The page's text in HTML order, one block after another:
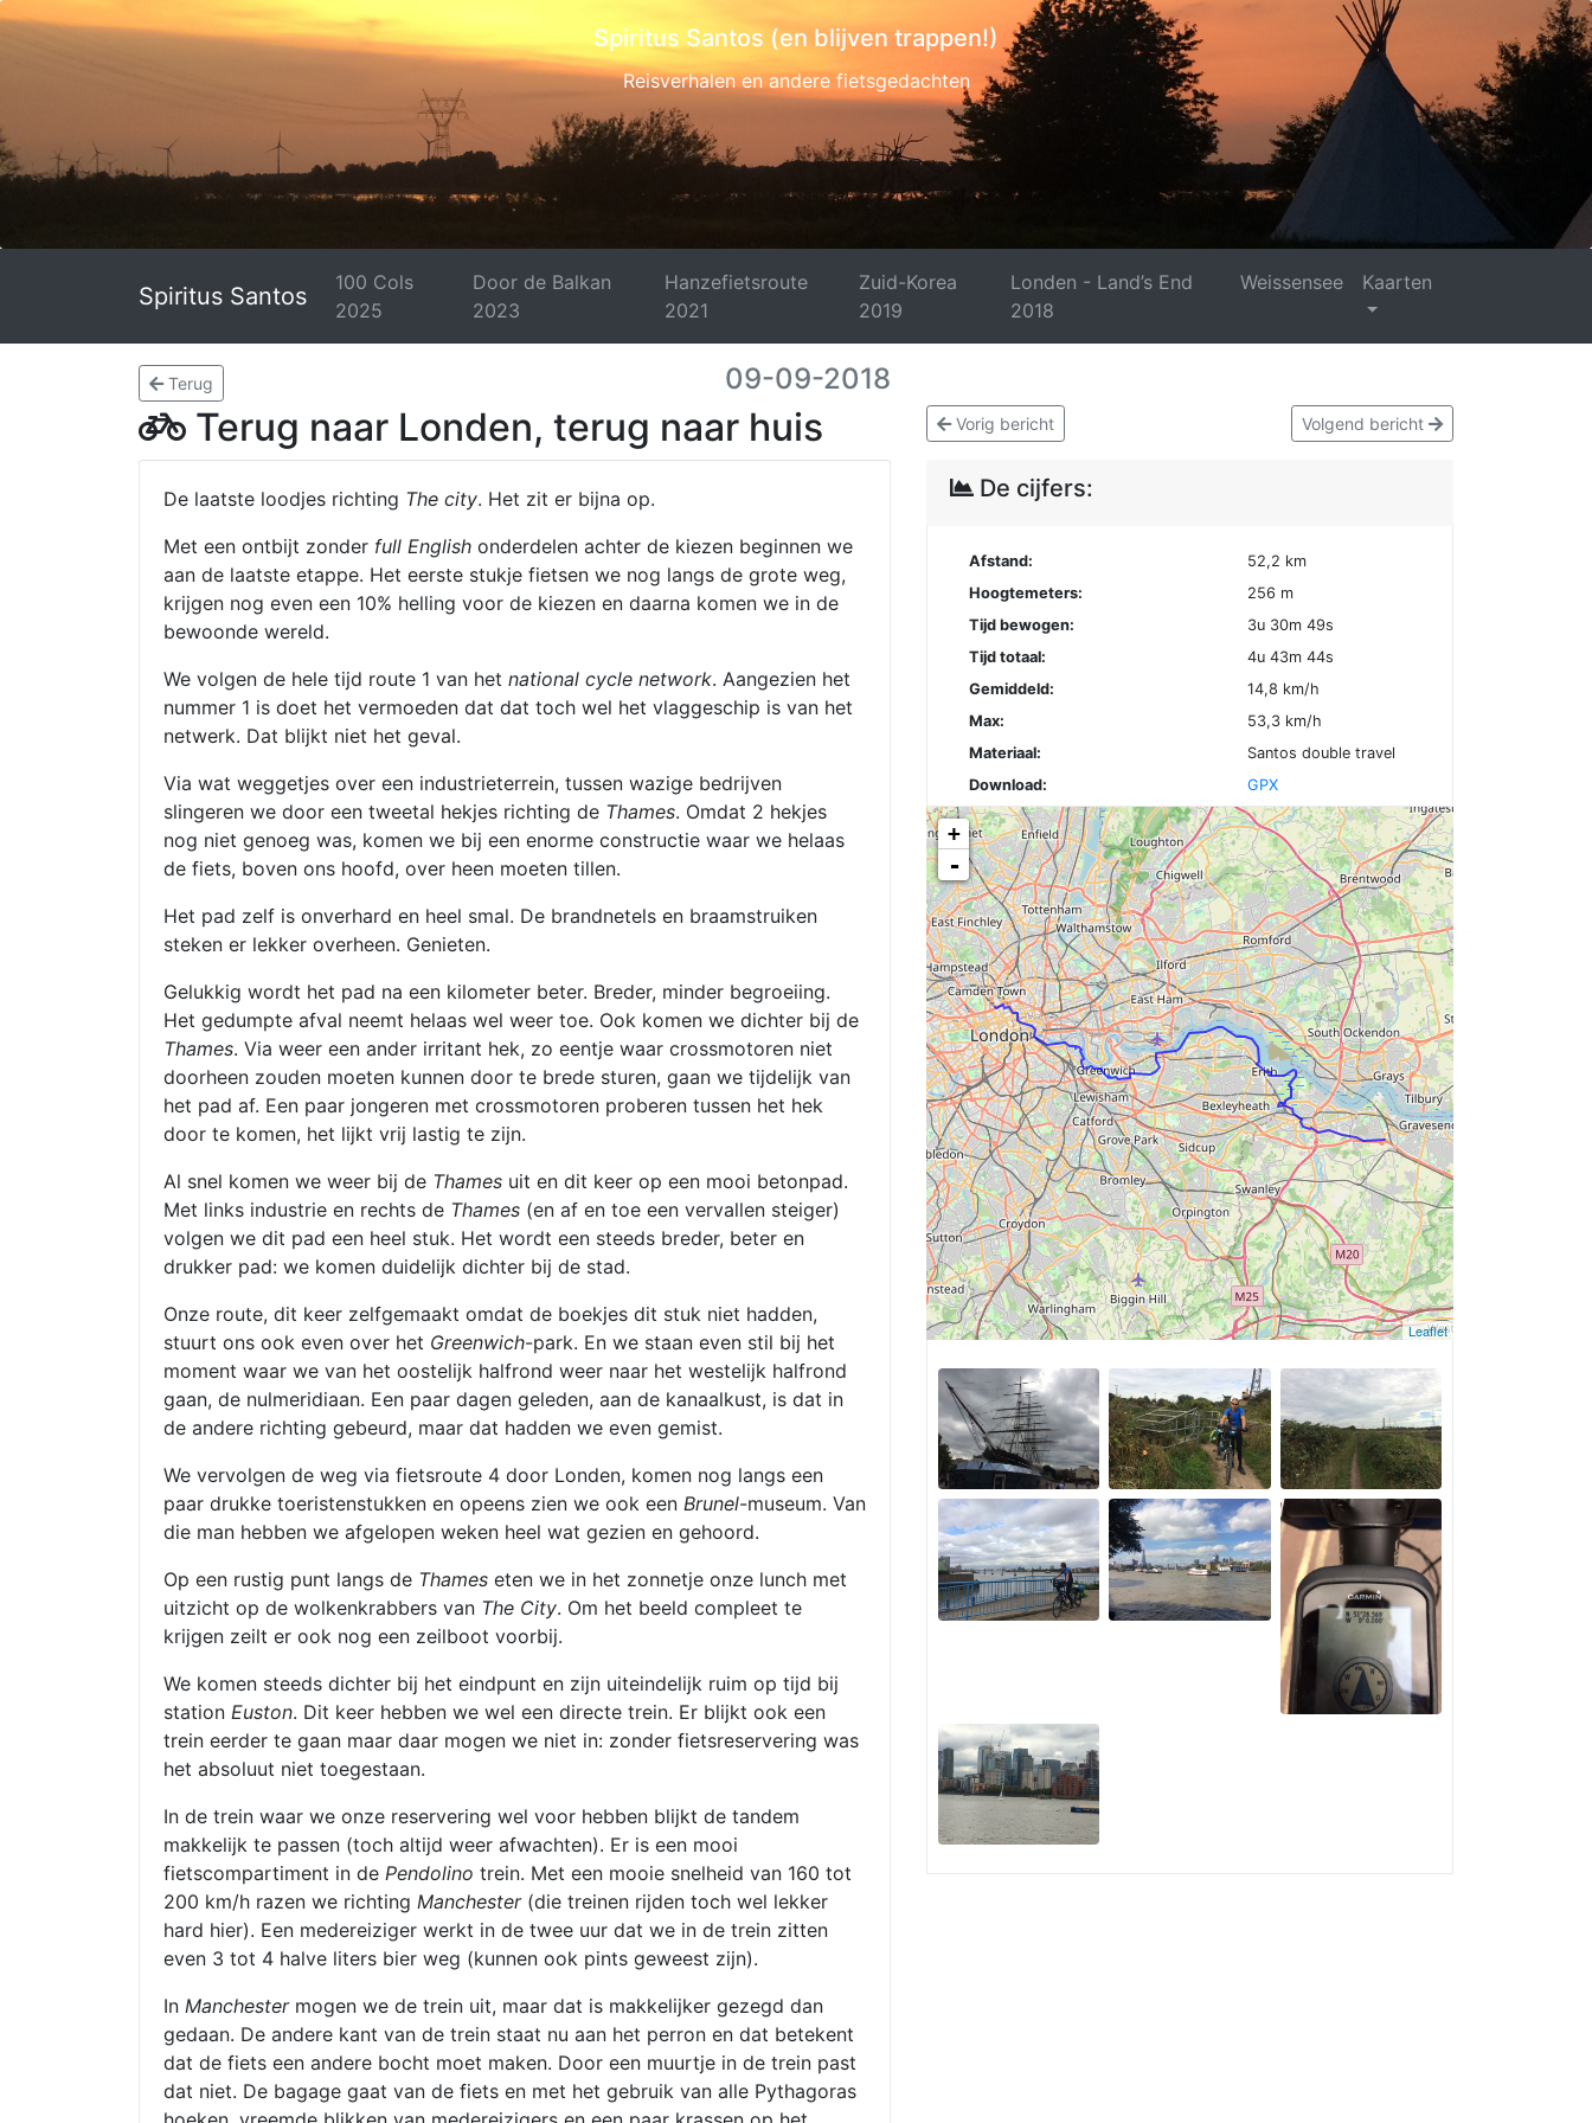
Spiritus Santos (en blijven trappen!)
Reisverhalen en andere fietsgedachten
Spiritus Santos
100 Cols
2025
Door de Balkan
2023
Hanzefietsroute
2021
Zuid-Korea
2019
Londen - Land’s End
2018
Weissensee Kaarten
Terug 09-09-2018
Terug naar Londen, terug naar huis Vorig bericht Volgend bericht
De laatste loodjes richting The city. Het zit er bijna op.
Met een ontbijt zonder full English onderdelen achter de kiezen beginnen we
aan de laatste etappe. Het eerste stukje fietsen we nog langs de grote weg,
krijgen nog even een 10% helling voor de kiezen en daarna komen we in de
bewoonde wereld.
We volgen de hele tijd route 1 van het national cycle network. Aangezien het
nummer 1 is doet het vermoeden dat dat toch wel het vlaggeschip is van het
netwerk. Dat blijkt niet het geval.
Via wat weggetjes over een industrieterrein, tussen wazige bedrijven
slingeren we door een tweetal hekjes richting de Thames. Omdat 2 hekjes
nog niet genoeg was, komen we bij een enorme constructie waar we helaas
de fiets, boven ons hoofd, over heen moeten tillen.
Het pad zelf is onverhard en heel smal. De brandnetels en braamstruiken
steken er lekker overheen. Genieten.
Gelukkig wordt het pad na een kilometer beter. Breder, minder begroeiing.
Het gedumpte afval neemt helaas wel weer toe. Ook komen we dichter bij de
Thames. Via weer een ander irritant hek, zo eentje waar crossmotoren niet
doorheen zouden moeten kunnen door te brede sturen, gaan we tijdelijk van
het pad af. Een paar jongeren met crossmotoren proberen tussen het hek
door te komen, het lijkt vrij lastig te zijn.
Al snel komen we weer bij de Thames uit en dit keer op een mooi betonpad.
Met links industrie en rechts de Thames (en af en toe een vervallen steiger)
volgen we dit pad een heel stuk. Het wordt een steeds breder, beter en
drukker pad: we komen duidelijk dichter bij de stad.
Onze route, dit keer zelfgemaakt omdat de boekjes dit stuk niet hadden,
stuurt ons ook even over het Greenwich-park. En we staan even stil bij het
moment waar we van het oostelijk halfrond weer naar het westelijk halfrond
gaan, de nulmeridiaan. Een paar dagen geleden, aan de kanaalkust, is dat in
de andere richting gebeurd, maar dat hadden we even gemist.
We vervolgen de weg via fietsroute 4 door Londen, komen nog langs een
paar drukke toeristenstukken en opeens zien we ook een Brunel-museum. Van
die man hebben we afgelopen weken heel wat gezien en gehoord.
Op een rustig punt langs de Thames eten we in het zonnetje onze lunch met
uitzicht op de wolkenkrabbers van The City. Om het beeld compleet te
krijgen zeilt er ook nog een zeilboot voorbij.
We komen steeds dichter bij het eindpunt en zijn uiteindelijk ruim op tijd bij
station Euston. Dit keer hebben we wel een directe trein. Er blijkt ook een
trein eerder te gaan maar daar mogen we niet in: zonder fietsreservering was
het absoluut niet toegestaan.
In de trein waar we onze reservering wel voor hebben blijkt de tandem
makkelijk te passen (toch altijd weer afwachten). Er is een mooi
fietscompartiment in de Pendolino trein. Met een mooie snelheid van 160 tot
200 km/h razen we richting Manchester(die treinen rijden toch wel lekker
hard hier). Een medereiziger werkt in de twee uur dat we in de trein zitten
even 3 tot 4 halve liters bier weg (kunnen ook pints geweest zijn).
In Manchestermogen we de trein uit, maar dat is makkelijker gezegd dan
gedaan. De andere kant van de trein staat nu aan het perron en dat betekent
dat de fiets een andere bocht moet maken. Door een muurtje in de trein past
dat niet. De bagage gaat van de fiets en met het gebruik van alle Pythagoras
De cijfers:
Afstand:
52,2 km
Hoogtemeters:
256 m
Tijd bewogen:
3u 30m 49s
Tijd totaal:
4u 43m 44s
Gemiddeld:
14,8 km/h
Max:
53,3 km/h
Materiaal:
Santos double travel
Download:
GPX
+
-
Leaflet